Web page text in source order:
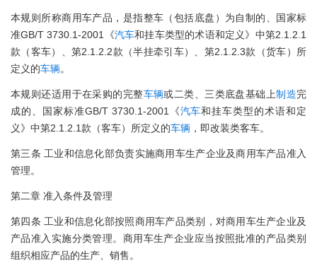
本规则所称商用车产品，是指整车（包括底盘）为自制的、国家标
准GB/T 3730.1-2001《汽车和挂车类型的术语和定义》中第2.1.2.1
款（客车）、第2.1.2.2款（半挂牵引车）、第2.1.2.3款（货车）所
定义的车辆。
本规则还适用于在采购的完整车辆或二类、三类底盘基础上制造完
成的、国家标准GB/T 3730.1-2001《汽车和挂车类型的术语和定
义》中第2.1.2.1款（客车）所定义的车辆 ，即改装类客车。
第三条 工业和信息化部负责实施商用车生产企业及商用车产品准入
管理。
第二章 准入条件及管理
第四条 工业和信息化部按照商用车产品类别，对商用车生产企业及
产品准入实施分类管理。商用车生产企业应当按照批准的产品类别
组织相应产品的生产、销售。